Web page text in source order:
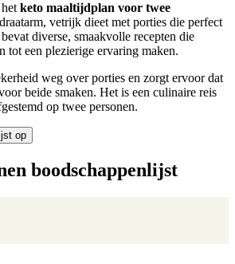
keto maaltijdplan voor twee
vetrijk dieet met porties die perfect
diverse, smaakvolle recepten die
tot een plezierige ervaring maken.
weg over porties en zorgt ervoor dat
beide smaken. Het is een culinaire reis
op twee personen.
op
boodschappenlijst